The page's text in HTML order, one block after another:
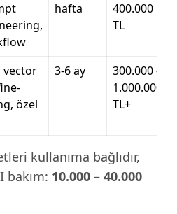
hafta
400.000
TL
vector
özel
3-6 ay
300.000 –
1.000.000
TL+
kullanıma bağlıdır,
bakım: 10.000 – 40.000